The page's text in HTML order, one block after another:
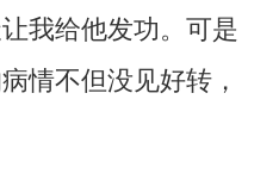
我给他发功。可是
情不但没见好转，